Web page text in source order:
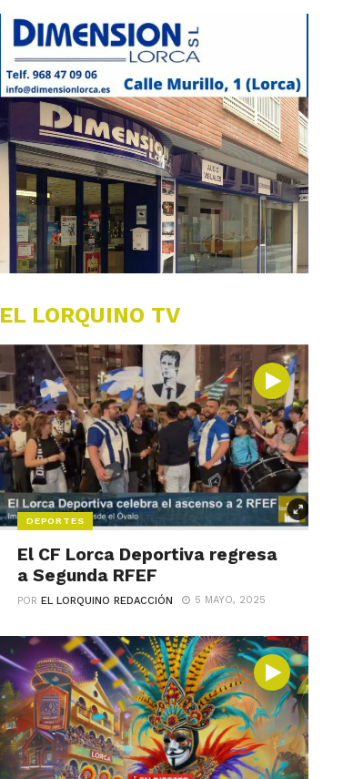
EL LORQUINO TV
DEPORTES
El CF Lorca Deportiva regresa
a Segunda RFEF
POREL LORQUINO REDACCIÓN 5 MAYO, 2025